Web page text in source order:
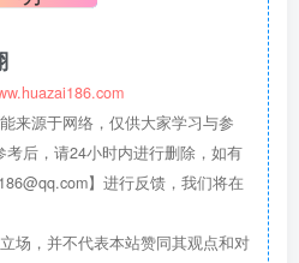
来源于网络，仅供大家学习与参
后，请24小时内进行删除，如有
】进行反馈，我们将在
场，并不代表本站赞同其观点和对